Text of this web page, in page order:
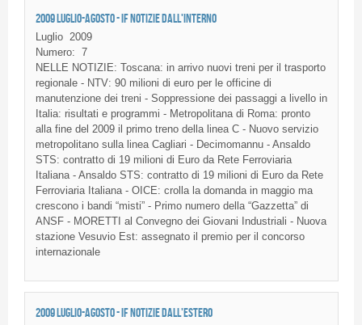
2009 LUGLIO-AGOSTO - IF NOTIZIE DALL'INTERNO
Luglio 2009
Numero: 7
NELLE NOTIZIE: Toscana: in arrivo nuovi treni per il trasporto
regionale- NTV: 90 milioni di euro per le officine di
manutenzione dei treni - Soppressione dei passaggi a livelloin
Italia: risultati e programmi - Metropolitana di Roma: pronto
allafine del 2009 il primo treno della lineaC - Nuovo servizio
metropolitano sulla linea Cagliari - Decimomannu- Ansaldo
STS: contratto di 19 milioni di Euro da Rete Ferroviaria
Italiana- Ansaldo STS: contratto di 19 milioni di Euro da Rete
Ferroviaria Italiana- OICE: crollala domandain maggioma
cresconoi bandi “misti”- Primo numero della “Gazzetta” di
ANSF- MORETTI al Convegno dei Giovani Industriali - Nuova
stazione Vesuvio Est: assegnato il premioper il concorso
internazionale
2009 LUGLIO-AGOSTO - IF NOTIZIE DALL'ESTERO